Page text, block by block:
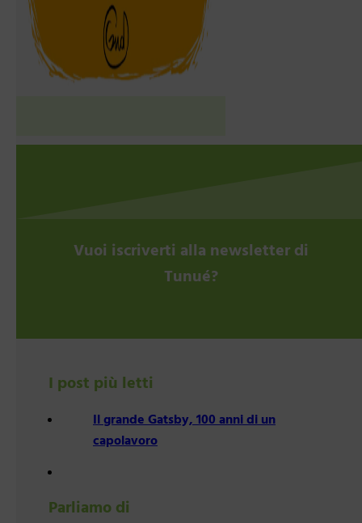
Vuoi iscriverti alla newsletter di
Tunué?
I post più letti
Il grande Gatsby, 100 anni di un
capolavoro
Parliamo di